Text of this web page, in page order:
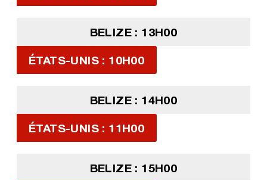
BELIZE : 13H00
ÉTATS-UNIS : 10H00
BELIZE : 14H00
ÉTATS-UNIS : 11H00
BELIZE : 15H00